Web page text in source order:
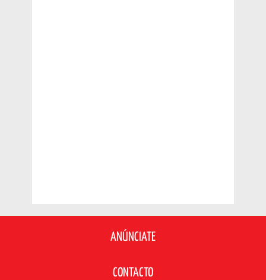
ANÚNCIATE
CONTACTO